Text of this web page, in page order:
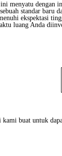
menyatu dengan
standar baru
ekspektasi
luang Anda
buat untuk